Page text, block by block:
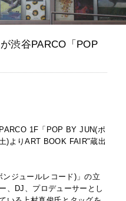
渋谷PARCO「POP
1F「POP BY JUN(ポ
)よりART BOOK FAIR"蔵出
ンジュールレコード)」の立
、DJ、プロデューサーとし